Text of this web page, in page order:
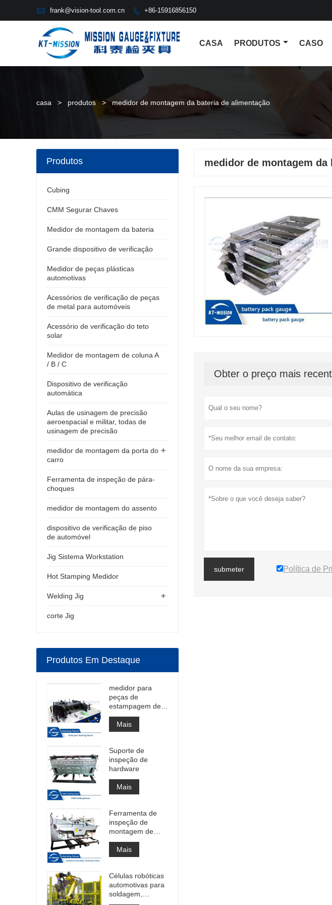
 frank@vision-tool.com.cn  +86-15916856150
CASA PRODUTOS CASO
casa > produtos > medidor de montagem da bateria de alimentação
medidor de montagem
Obter o preço mais
submeter Política de
Produtos
Cubing
CMM Segurar Chaves
Medidor de montagem da bateria
Grande dispositivo de verificação
Medidor de peças plásticas
automotivas
Acessórios de verificação de peças
de metal para automóveis
Acessório de verificação do teto
solar
Medidor de montagem de coluna A
/ B / C
Dispositivo de verificação
automática
Aulas de usinagem de precisão
aeroespacial e militar, todas de
usinagem de precisão
+
medidor de montagem da porta do
carro
Ferramenta de inspeção de pára-
choques
medidor de montagem do assento
dispositivo de verificação de piso
de automóvel
Jig Sistema Workstation
Hot Stamping Medidor
+
Welding Jig
corte Jig
Produtos Em Destaque
medidor para
peças de
estampagem de
montagem
Mais
Suporte de
inspeção de
hardware
Mais
Ferramenta de
inspeção de
montagem de
hardware grande
Mais
Células robóticas
automotivas para
soldagem,
construção rápida